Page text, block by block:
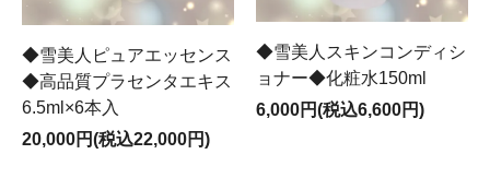
◆雪美人ピュアエッセンス
◆高品質プラセンタエキス
6.5ml×6本入
20,000円(税込22,000円)
◆雪美人スキンコンディシ
ョナー◆化粧水150ml
6,000円(税込6,600円)